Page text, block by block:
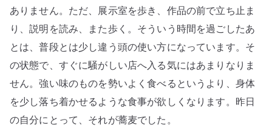
ありません。ただ、展示室を歩き、作品の前で立ち止ま
り、説明を読み、また歩く。そういう時間を過ごしたあ
とは、普段とは少し違う頭の使い方になっています。そ
の状態で、すぐに騒がしい店へ入る気にはあまりなりま
せん。強い味のものを勢いよく食べるというより、身体
を少し落ち着かせるような食事が欲しくなります。昨日
の自分にとって、それが蕎麦でした。